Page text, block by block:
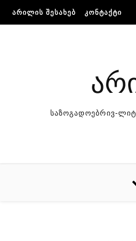
Skip to content
ᲐᲠᲘᲚᲘᲡ ᲨᲔᲡᲐᲮᲔᲑ ᲙᲝᲜᲢᲐᲥᲢᲘ
საზოგადოებრივ-